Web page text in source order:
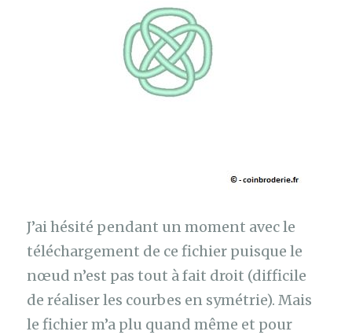
J’ai hésité pendant un moment avec le
téléchargement de ce fichier puisque le
nœud n’est pas tout à fait droit (difficile
de réaliser les courbes en symétrie). Mais
le fichier m’a plu quand même et pour